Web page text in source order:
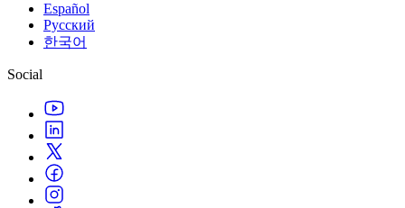
Español
Русский
한국어
Social